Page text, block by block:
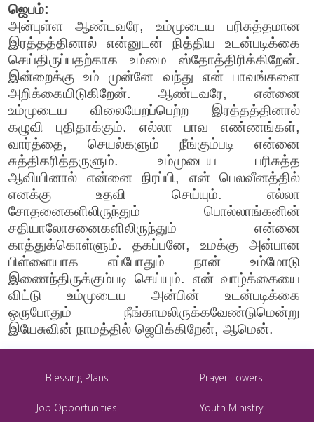
ஜெபம்:
அன்புள்ள ஆண்டவரே, உம்முடைய பரிசுத்தமான
இரத்தத்தினால் என்னுடன் நித்திய உடன்படிக்கை
செய்திருப்பதற்காக உம்மை ஸ்தோத்திரிக்கிறேன்.
இன்றைக்கு உம் முன்னே வந்து என் பாவங்களை
அறிக்கையிடுகிறேன். ஆண்டவரே, என்னை
உம்முடைய விலையேறப்பெற்ற இரத்தத்தினால்
கழுவி புதிதாக்கும். எல்லா பாவ எண்ணங்கள்,
வார்த்தை, செயல்களும் நீங்கும்படி என்னை
சுத்திகரித்தருளும். உம்முடைய பரிசுத்த
ஆவியினால் என்னை நிரப்பி, என் பெலவீனத்தில்
எனக்கு உதவி செய்யும். எல்லா
சோதனைகளிலிருந்தும் பொல்லாங்கனின்
சதியாலோசனைகளிலிருந்தும் என்னை
காத்துக்கொள்ளும். தகப்பனே, உமக்கு அன்பான
பிள்ளையாக எப்போதும் நான் உம்மோடு
இணைந்திருக்கும்படி செய்யும். என் வாழ்க்கையை
விட்டு உம்முடைய அன்பின் உடன்படிக்கை
ஒருபோதும் நீங்காமலிருக்கவேண்டுமென்று
இயேசுவின் நாமத்தில் ஜெபிக்கிறேன், ஆமென்.
Blessing Plans Prayer Towers
Job Opportunities Youth Ministry